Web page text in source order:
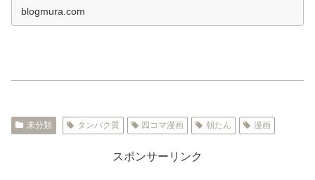
blogmura.com
未分類 タンパク質 四コマ漫画 朝たん 漫画
スポンサーリンク